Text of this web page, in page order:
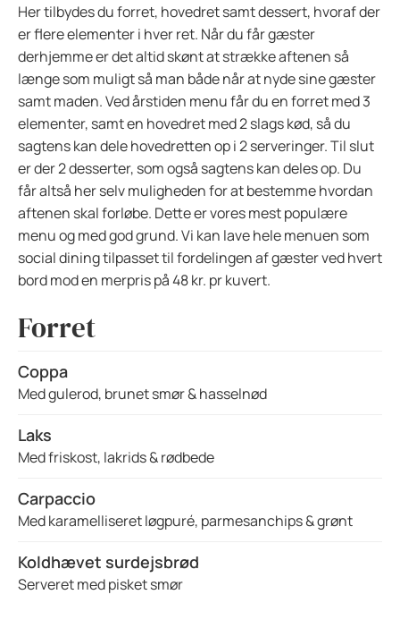
Her tilbydes du forret, hovedret samt dessert, hvoraf der
er flere elementer i hver ret. Når du får gæster
derhjemme er det altid skønt at strække aftenen så
længe som muligt så man både når at nyde sine gæster
samt maden. Ved årstiden menu får du en forret med 3
elementer, samt en hovedret med 2 slags kød, så du
sagtens kan dele hovedretten op i 2 serveringer. Til slut
er der 2 desserter, som også sagtens kan deles op. Du
får altså her selv muligheden for at bestemme hvordan
aftenen skal forløbe. Dette er vores mest populære
menu og med god grund. Vi kan lave hele menuen som
social dining tilpasset til fordelingen af gæster ved hvert
bord mod en merpris på 48 kr. pr kuvert.
Forret
Coppa
Med gulerod, brunet smør & hasselnød
Laks
Med friskost, lakrids & rødbede
Carpaccio
Med karamelliseret løgpuré, parmesanchips & grønt
Koldhævet surdejsbrød
Serveret med pisket smør